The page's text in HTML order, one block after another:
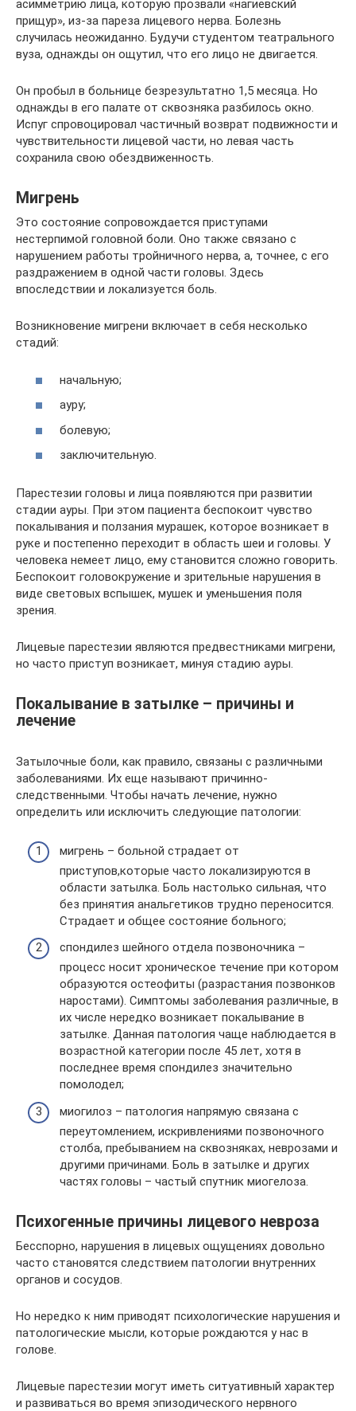
асимметрию лица, которую прозвали «нагиевский
прищур», из-за пареза лицевого нерва. Болезнь
случилась неожиданно. Будучи студентом театрального
вуза, однажды он ощутил, что его лицо не двигается.
Он пробыл в больнице безрезультатно 1,5 месяца. Но
однажды в его палате от сквозняка разбилось окно.
Испуг спровоцировал частичный возврат подвижности и
чувствительности лицевой части, но левая часть
сохранила свою обездвиженность.
Мигрень
Это состояние сопровождается приступами
нестерпимой головной боли. Оно также связано с
нарушением работы тройничного нерва, а, точнее, с его
раздражением в одной части головы. Здесь
впоследствии и локализуется боль.
Возникновение мигрени включает в себя несколько
стадий:
начальную;
ауру;
болевую;
заключительную.
Парестезии головы и лица появляются при развитии
стадии ауры. При этом пациента беспокоит чувство
покалывания и ползания мурашек, которое возникает в
руке и постепенно переходит в область шеи и головы. У
человека немеет лицо, ему становится сложно говорить.
Беспокоит головокружение и зрительные нарушения в
виде световых вспышек, мушек и уменьшения поля
зрения.
Лицевые парестезии являются предвестниками мигрени,
но часто приступ возникает, минуя стадию ауры.
Покалывание в затылке – причины и
лечение
Затылочные боли, как правило, связаны с различными
заболеваниями. Их еще называют причинно-
следственными. Чтобы начать лечение, нужно
определить или исключить следующие патологии:
мигрень – больной страдает от
приступов,которые часто локализируются в
области затылка. Боль настолько сильная, что
без принятия анальгетиков трудно переносится.
Страдает и общее состояние больного;
спондилез шейного отдела позвоночника –
процесс носит хроническое течение при котором
образуются остеофиты (разрастания позвонков
наростами). Симптомы заболевания различные, в
их числе нередко возникает покалывание в
затылке. Данная патология чаще наблюдается в
возрастной категории после 45 лет, хотя в
последнее время спондилез значительно
помолодел;
миогилоз – патология напрямую связана с
переутомлением, искривлениями позвоночного
столба, пребыванием на сквозняках, неврозами и
другими причинами. Боль в затылке и других
частях головы – частый спутник миогелоза.
Психогенные причины лицевого невроза
Бесспорно, нарушения в лицевых ощущениях довольно
часто становятся следствием патологии внутренних
органов и сосудов.
Но нередко к ним приводят психологические нарушения и
патологические мысли, которые рождаются у нас в
голове.
Лицевые парестезии могут иметь ситуативный характер
и развиваться во время эпизодического нервного